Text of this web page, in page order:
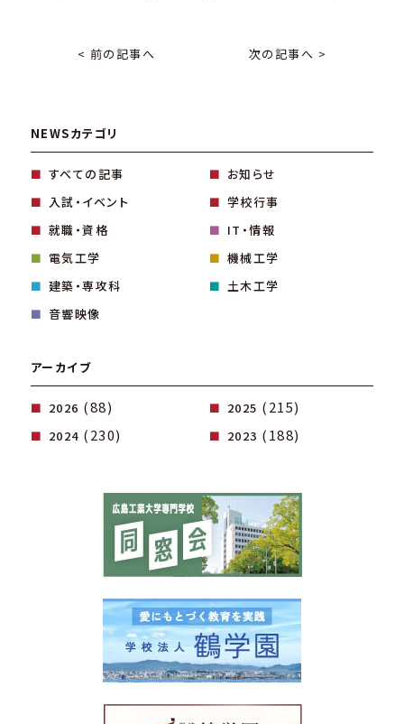
< 前の記事へ 次の記事へ >
NEWSカテゴリ
すべての記事
お知らせ
入試・イベント
学校行事
就職・資格
IT・情報
電気工学
機械工学
建築・専攻科
土木工学
音響映像
アーカイブ
2026 (88) 2025 (215)
2024 (230) 2023 (188)